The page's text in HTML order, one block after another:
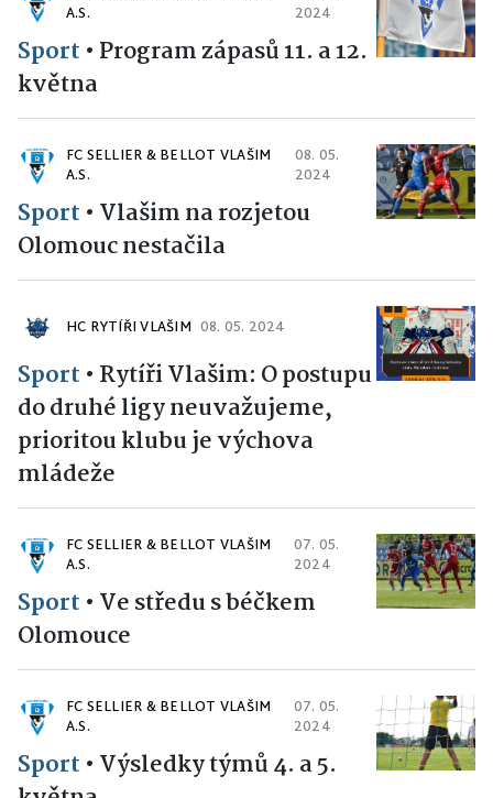
A.S.
2024
Sport • Program zápasů 11. a 12.
května
FC SELLIER & BELLOT VLAŠIM
A.S.
08. 05.
2024
Sport • Vlašim na rozjetou
Olomouc nestačila
HC RYTÍŘI VLAŠIM 08. 05. 2024
Sport • Rytíři Vlašim: O postupu
do druhé ligy neuvažujeme,
prioritou klubu je výchova
mládeže
FC SELLIER & BELLOT VLAŠIM
A.S.
07. 05.
2024
Sport • Ve středu s béčkem
Olomouce
FC SELLIER & BELLOT VLAŠIM
A.S.
07. 05.
2024
Sport • Výsledky týmů 4. a 5.